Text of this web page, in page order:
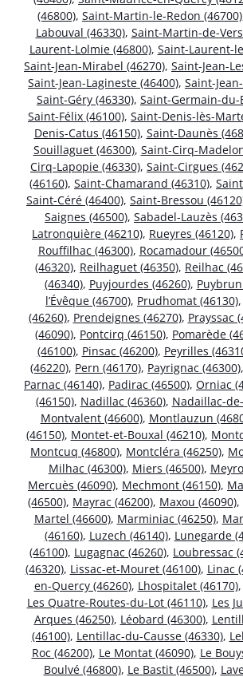
(46800), Saint-Martin-le-Redon (46700)
Labouval (46330), Saint-Martin-de-
Laurent-Lolmie (46800), Saint-Laurent-
Saint-Jean-Mirabel (46270), Saint-Jean-
Saint-Jean-Lagineste (46400), Saint-
Saint-Géry (46330), Saint-Germain-du-
Saint-Félix (46100), Saint-Denis-lès-
Denis-Catus (46150), Saint-Daunès
Souillaguet (46300), Saint-Cirq-
Cirq-Lapopie (46330), Saint-Cirgues
(46160), Saint-Chamarand (46310),
Saint-Céré (46400), Saint-Bressou
Saignes (46500), Sabadel-Lauzès
Latronquière (46210), Rueyres (46120),
Rouffilhac (46300), Rocamadour
(46320), Reilhaguet (46350), Reilhac
(46340), Puyjourdes (46260),
l’Évêque (46700), Prudhomat (46130),
(46260), Prendeignes (46270), Prayssac
(46090), Pontcirq (46150), Pomarède
(46100), Pinsac (46200), Peyrilles
(46220), Pern (46170), Payrignac (46300),
Parnac (46140), Padirac (46500), Orniac
(46150), Nadillac (46360), Nadaillac-
Montvalent (46600), Montlauzun
(46150), Montet-et-Bouxal (46210),
Montcuq (46800), Montcléra (46250),
Milhac (46300), Miers (46500),
Mercuès (46090), Mechmont (46150),
(46500), Mayrac (46200), Maxou (46090),
Martel (46600), Marminiac (46250),
(46160), Luzech (46140), Lunegarde
(46100), Lugagnac (46260), Loubressac
(46320), Lissac-et-Mouret (46100), Linac
en-Quercy (46260), Lhospitalet (46170),
Les Quatre-Routes-du-Lot (46110), Les
Arques (46250), Léobard (46300),
(46100), Lentillac-du-Causse (46330),
Roc (46200), Le Montat (46090), Le
Boulvé (46800), Le Bastit (46500),